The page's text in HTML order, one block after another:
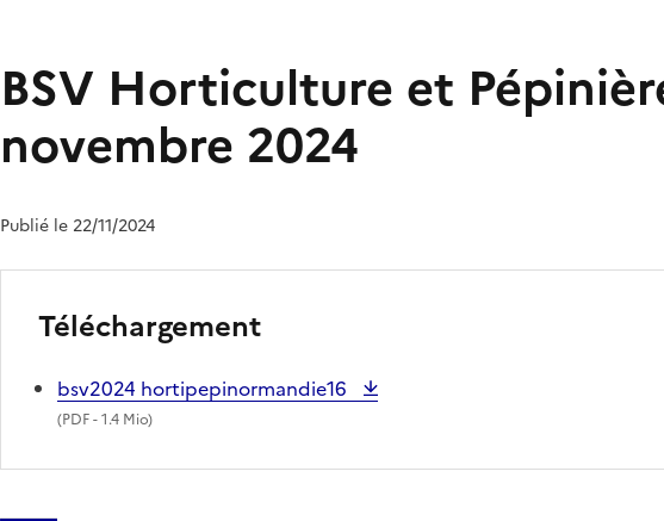
BSV Horticulture et
novembre 2024
Publié le 22/11/2024
Téléchargement
bsv2024 hortipepinormandie16
(PDF- 1.4 Mio)